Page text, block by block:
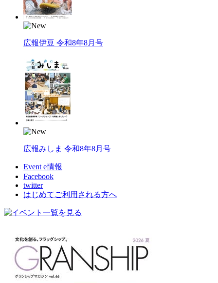
広報伊豆 令和8年8月号
広報みしま 令和8年8月号
Event e情報
Facebook
twitter
はじめてご利用される方へ